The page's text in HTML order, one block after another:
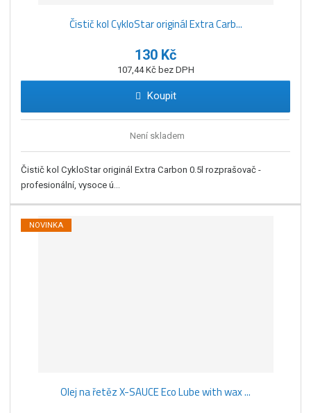
Čistič kol CykloStar originál Extra Carb...
130 Kč
107,44 Kč bez DPH
Koupit
Není skladem
Čistič kol CykloStar originál Extra Carbon 0.5l rozprašovač -
profesionální, vysoce ú...
NOVINKA
Olej na řetěz X-SAUCE Eco Lube with wax ...